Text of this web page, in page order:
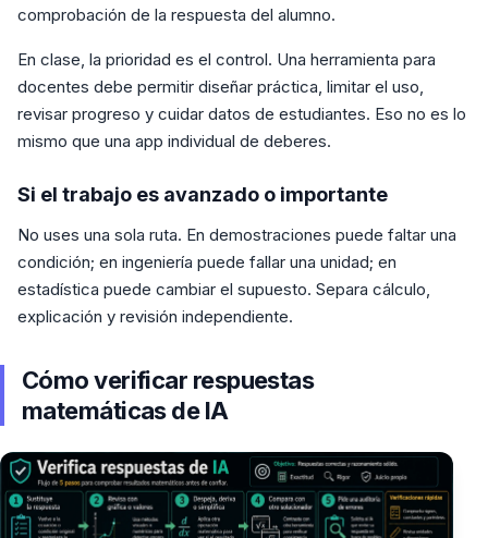
comprobación de la respuesta del alumno.
En clase, la prioridad es el control. Una herramienta para
docentes debe permitir diseñar práctica, limitar el uso,
revisar progreso y cuidar datos de estudiantes. Eso no es lo
mismo que una app individual de deberes.
Si el trabajo es avanzado o importante
No uses una sola ruta. En demostraciones puede faltar una
condición; en ingeniería puede fallar una unidad; en
estadística puede cambiar el supuesto. Separa cálculo,
explicación y revisión independiente.
Cómo verificar respuestas
matemáticas de IA